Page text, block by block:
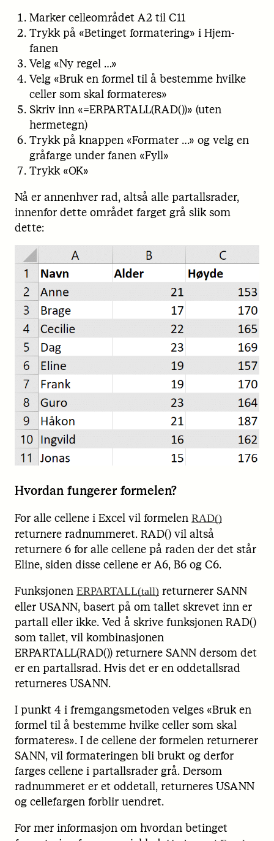
Marker celleområdet A2 til C11
Trykk på «Betinget formatering» i Hjem-
fanen
Velg «Ny regel …»
Velg «Bruk en formel til å bestemme hvilke
celler som skal formateres»
Skriv inn «=ERPARTALL(RAD())» (uten
hermetegn)
Trykk på knappen «Formater …» og velg en
gråfarge under fanen «Fyll»
Trykk «OK»
Nå er annenhver rad, altså alle partallsrader,
innenfor dette området farget grå slik som
dette:
Hvordan fungerer formelen?
For alle cellene i Excel vil formelen RAD()
returnere radnummeret. RAD() vil altså
returnere 6 for alle cellene på raden der det står
Eline, siden disse cellene er A6, B6 og C6.
Funksjonen ERPARTALL(tall) returnerer SANN
eller USANN, basert på om tallet skrevet inn er
partall eller ikke. Ved å skrive funksjonen RAD()
som tallet, vil kombinasjonen
ERPARTALL(RAD()) returnere SANN dersom det
er en partallsrad. Hvis det er en oddetallsrad
returneres USANN.
I punkt 4 i fremgangsmetoden velges «Bruk en
formel til å bestemme hvilke celler som skal
formateres». I de cellene der formelen returnerer
SANN, vil formateringen bli brukt og derfor
farges cellene i partallsrader grå. Dersom
radnummeret er et oddetall, returneres USANN
og cellefargen forblir uendret.
For mer informasjon om hvordan betinget